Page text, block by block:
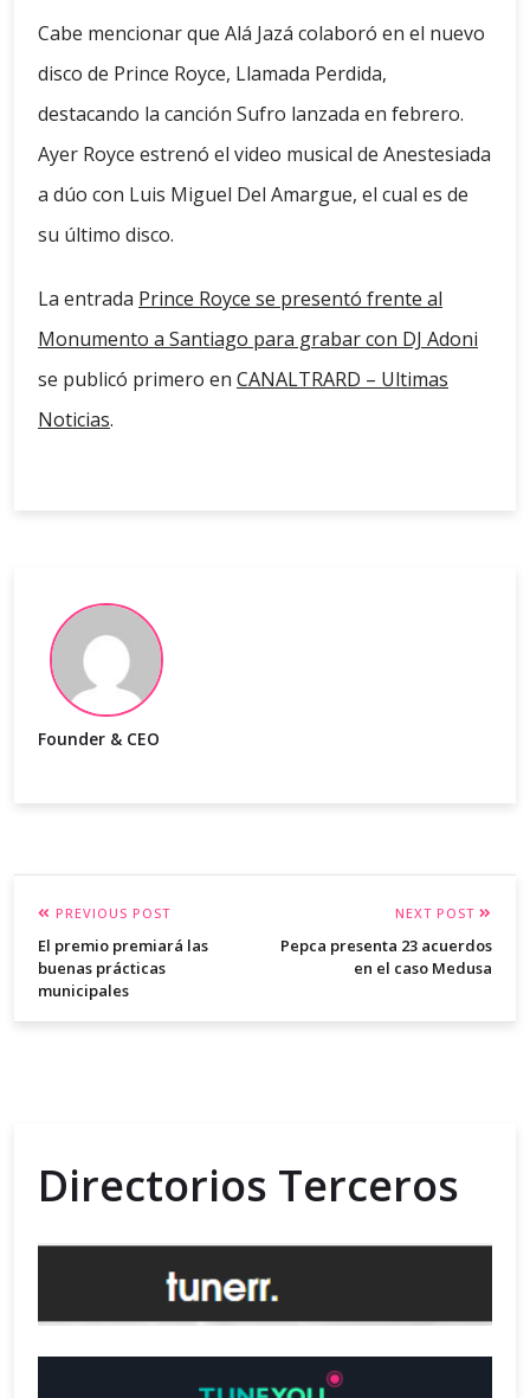
Cabe mencionar que Alá Jazá colaboró ​​en el nuevo
disco de Prince Royce, Llamada Perdida,
destacando la canción Sufro lanzada en febrero.
Ayer Royce estrenó el video musical de Anestesiada
a dúo con Luis Miguel Del Amargue, el cual es de
su último disco.
La entrada Prince Royce se presentó frente al
Monumento a Santiago para grabar con DJ Adoni
se publicó primero en CANALTRARD – Ultimas
Noticias.
Founder & CEO
PREVIOUS POST
El premio premiará las
buenas prácticas
municipales
NEXT POST
Pepca presenta 23 acuerdos
en el caso Medusa
Directorios Terceros